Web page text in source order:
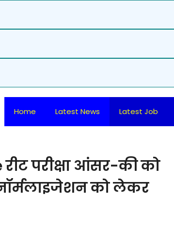
Home Latest News Latest Job
रीट परीक्षा आंसर-की को
को लेकर